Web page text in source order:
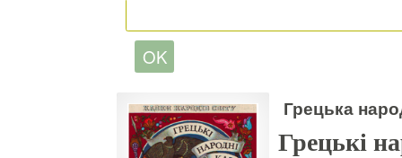
Грецька
Грецькі